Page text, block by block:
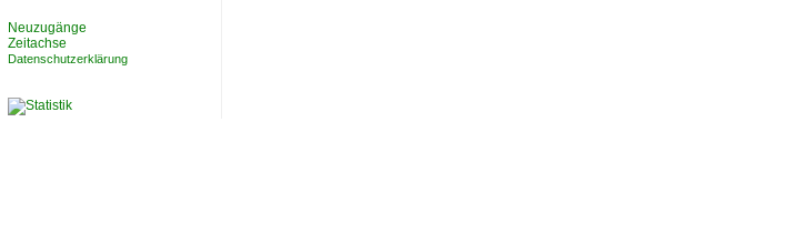
Neuzugänge
Zeitachse
Datenschutzerklärung